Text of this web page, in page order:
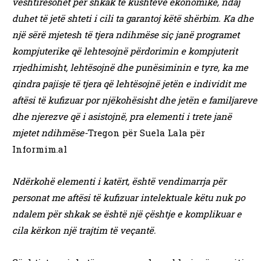
duhet të jetë shteti i cili ta garantoj këtë shërbim. Ka dhe
një sërë mjetesh të tjera ndihmëse siç janë programet
kompjuterike që lehtesojnë përdorimin e kompjuterit
rrjedhimisht, lehtësojnë dhe punësiminin e tyre, ka me
qindra pajisje të tjera që lehtësojnë jetën e individit me
aftësi të kufizuar por njëkohësisht dhe jetën e familjareve
dhe njerezve që i asistojnë, pra elementi i trete janë
mjetet ndihmëse-Tregon për Suela Lala për
Informim.al
Ndërkohë elementi i katërt, është vendimarrja për
personat me aftësi të kufizuar intelektuale këtu nuk po
ndalem për shkak se është një çështje e komplikuar e
cila kërkon një trajtim të veçantë.